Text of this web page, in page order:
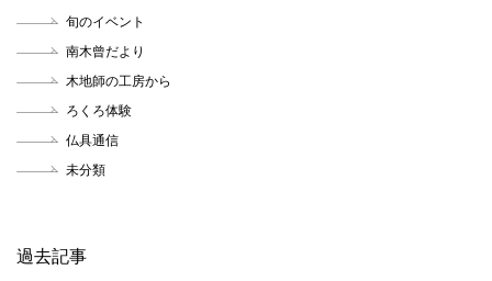
旬のイベント
南木曾だより
木地師の工房から
ろくろ体験
仏具通信
未分類
過去記事